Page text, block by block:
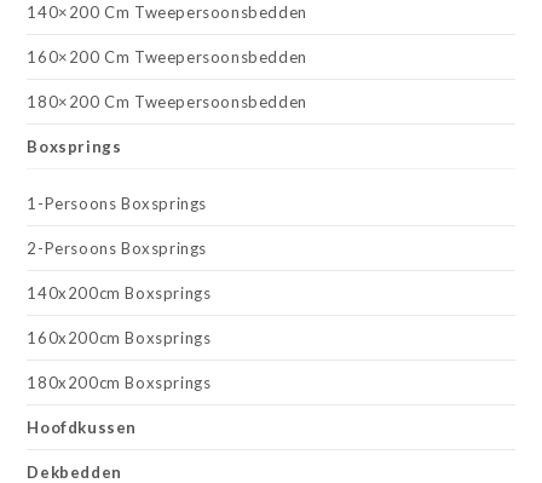
140×200 Cm Tweepersoonsbedden
160×200 Cm Tweepersoonsbedden
180×200 Cm Tweepersoonsbedden
Boxsprings
1-Persoons Boxsprings
2-Persoons Boxsprings
140x200cm Boxsprings
160x200cm Boxsprings
180x200cm Boxsprings
Hoofdkussen
Dekbedden